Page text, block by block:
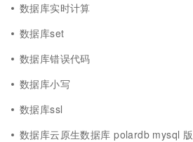
数据库实时计算
数据库set
数据库错误代码
数据库小写
数据库ssl
数据库云原生数据库 polardb mysql 版